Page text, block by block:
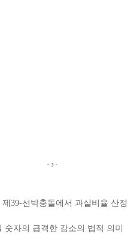
39-선박충돌에서 과실비율 산정
숫자의 급격한 감소의 법적 의미